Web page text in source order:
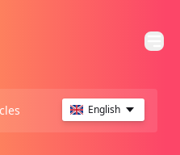
English